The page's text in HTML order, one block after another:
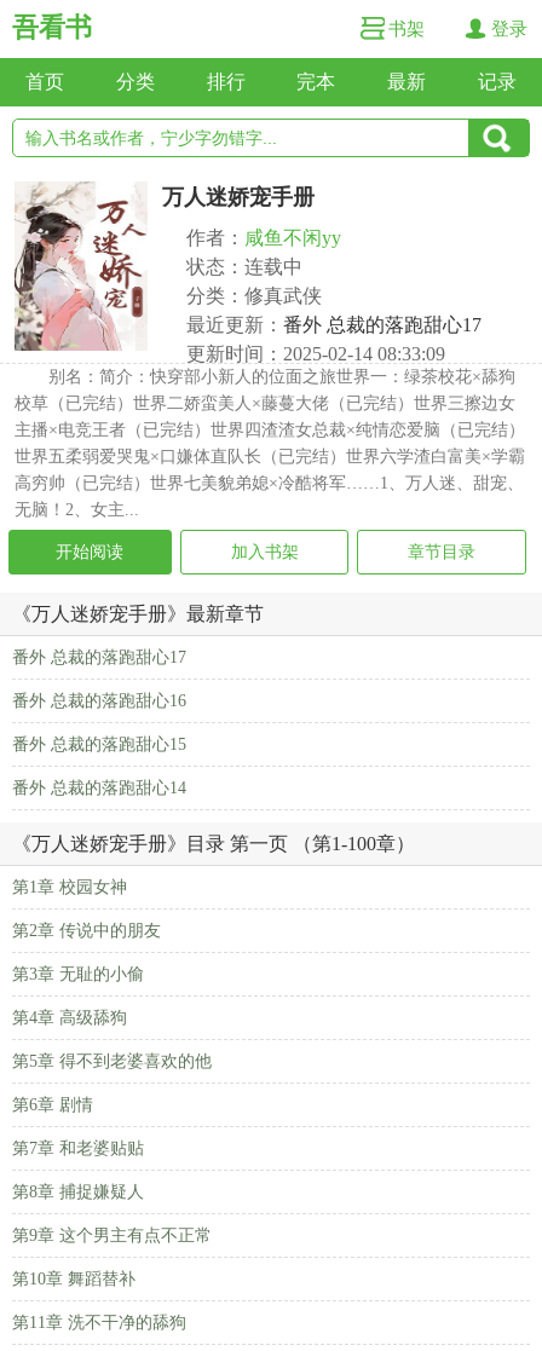
吾看书 书架 登录
首页 分类 排行 完本 最新 记录
万人迷娇宠手册
作者： 咸鱼不闲yy
状态：连载中
分类：修真武侠
最近更新： 番外 总裁的落跑甜心17
更新时间：2025-02-14 08:33:09
别名：简介：快穿部小新人的位面之旅世界一：绿茶校花×舔狗
校草（已完结）世界二娇蛮美人×藤蔓大佬（已完结）世界三擦边女
主播×电竞王者（已完结）世界四渣渣女总裁×纯情恋爱脑（已完结）
世界五柔弱爱哭鬼×口嫌体直队长（已完结）世界六学渣白富美×学霸
高穷帅（已完结）世界七美貌弟媳×冷酷将军……1、万人迷、甜宠、
无脑！2、女主...
开始阅读 加入书架 章节目录
《万人迷娇宠手册》最新章节
番外 总裁的落跑甜心17
番外 总裁的落跑甜心16
番外 总裁的落跑甜心15
番外 总裁的落跑甜心14
《万人迷娇宠手册》目录 第一页 （第1-100章）
第1章 校园女神
第2章 传说中的朋友
第3章 无耻的小偷
第4章 高级舔狗
第5章 得不到老婆喜欢的他
第6章 剧情
第7章 和老婆贴贴
第8章 捕捉嫌疑人
第9章 这个男主有点不正常
第10章 舞蹈替补
第11章 洗不干净的舔狗